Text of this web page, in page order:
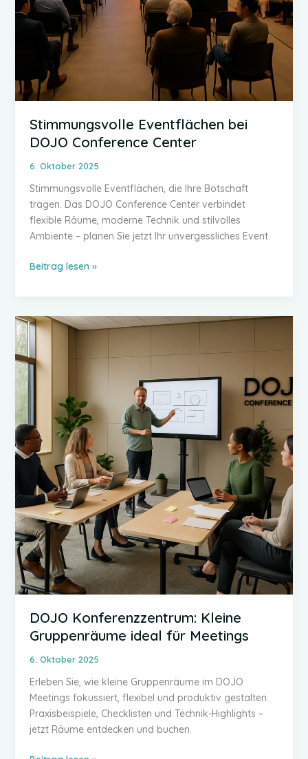
Stimmungsvolle Eventflächen bei
DOJO Conference Center
6. Oktober 2025
Stimmungsvolle Eventflächen, die Ihre Botschaft
tragen. Das DOJO Conference Center verbindet
flexible Räume, moderne Technik und stilvolles
Ambiente – planen Sie jetzt Ihr unvergessliches Event.
Stimmungsvolle
Conference
Center
Beitrag lesen »
DOJO Konferenzzentrum: Kleine
Gruppenräume ideal für Meetings
6. Oktober 2025
Erleben Sie, wie kleine Gruppenräume im DOJO
Meetings fokussiert, flexibel und produktiv gestalten.
Praxisbeispiele, Checklisten und Technik-Highlights –
jetzt Räume entdecken und buchen.